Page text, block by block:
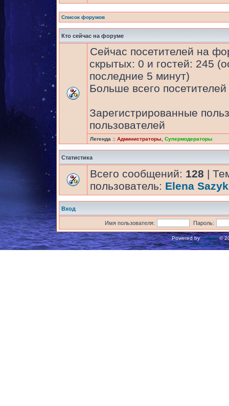
Список форумов
Кто сейчас на форуме
Сейчас посетителей на
скрытых: 0 и гостей: 245
последние 5 минут)
Больше всего посетителей
Зарегистрированные
пользователей
Легенда :: Администраторы Супермодераторы
Статистика
Всего сообщений: 128 |
пользователь: Elena
Вход
Имя пользователя: Пароль:
Powered byphpBB©
Русская поддержка